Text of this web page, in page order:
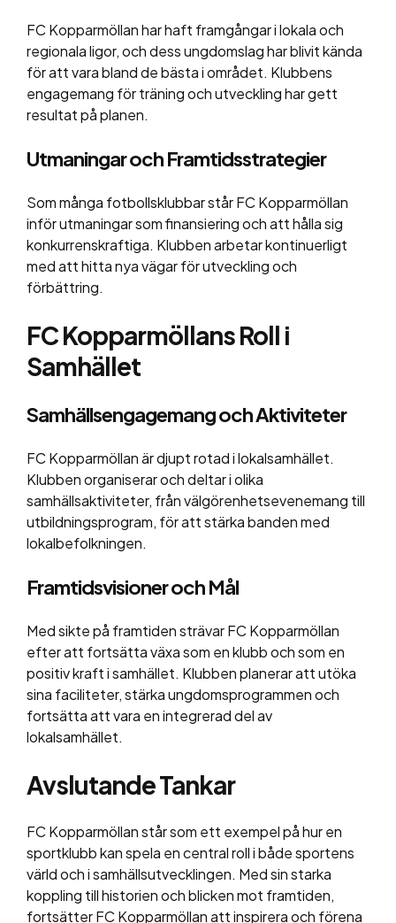
FC Kopparmöllan har haft framgångar i lokala och
regionala ligor, och dess ungdomslag har blivit kända
för att vara bland de bästa i området. Klubbens
engagemang för träning och utveckling har gett
resultat på planen.
Utmaningar och Framtidsstrategier
Som många fotbollsklubbar står FC Kopparmöllan
inför utmaningar som finansiering och att hålla sig
konkurrenskraftiga. Klubben arbetar kontinuerligt
med att hitta nya vägar för utveckling och
förbättring.
FC Kopparmöllans Roll i
Samhället
Samhällsengagemang och Aktiviteter
FC Kopparmöllan är djupt rotad i lokalsamhället.
Klubben organiserar och deltar i olika
samhällsaktiviteter, från välgörenhetsevenemang till
utbildningsprogram, för att stärka banden med
lokalbefolkningen.
Framtidsvisioner och Mål
Med sikte på framtiden strävar FC Kopparmöllan
efter att fortsätta växa som en klubb och som en
positiv kraft i samhället. Klubben planerar att utöka
sina faciliteter, stärka ungdomsprogrammen och
fortsätta att vara en integrerad del av
lokalsamhället.
Avslutande Tankar
FC Kopparmöllan står som ett exempel på hur en
sportklubb kan spela en central roll i både sportens
värld och i samhällsutvecklingen. Med sin starka
koppling till historien och blicken mot framtiden,
fortsätter FC Kopparmöllan att inspirera och förena